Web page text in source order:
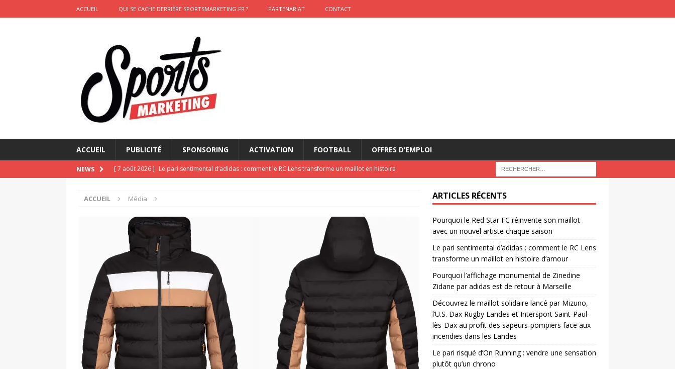
ACCUEIL QUI SE CACHE DERRIÈRE SPORTSMARKETING.FR ? PARTENARIAT CONTACT
ACCUEIL PUBLICITÉ SPONSORING ACTIVATION FOOTBALL OFFRES D’EMPLOI
NEWS [ 7 août 2026 ] Le pari sentimental d’adidas : comment le RC Lens transforme un maillot en histoire
[ 6 août 2026 ]
Marseille
ACTIVATION
[ 4 août 2026 ]
Découvrez le maillot solidaire lancé par Mizuno, l’U.S. Dax Rugby Landes et Intersport
Saint-Paul-lès-Dax au profit des sapeurs-pompiers face aux incendies dans les Landes
RUGBY
[ 2 août 2026 ] Le pari risqué d’On Running : vendre une sensation plutôt qu’un chrono
ACTIVATION
[ 7 août 2026 ] Pourquoi le Red Star FC réinvente son maillot avec un nouvel artiste chaque saison
ACTIVATION
ACCUEIL Média ARTICLES RÉCENTS
Pourquoi le Red Star FC réinvente son maillot
avec un nouvel artiste chaque saison
Le pari sentimental d’adidas : comment le RC Lens
transforme un maillot en histoire d’amour
Pourquoi l’affichage monumental de Zinedine
Zidane par adidas est de retour à Marseille
Découvrez le maillot solidaire lancé par Mizuno,
l’U.S. Dax Rugby Landes et Intersport Saint-Paul-
lès-Dax au profit des sapeurs-pompiers face aux
incendies dans les Landes
Le pari risqué d’On Running : vendre une sensation
plutôt qu’un chrono